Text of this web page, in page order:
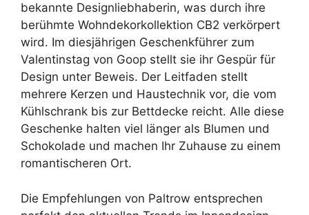
bekannte Designliebhaberin, was durch ihre
berühmte Wohndekorkollektion CB2 verkörpert
wird. Im diesjährigen Geschenkführer zum
Valentinstag von Goop stellt sie ihr Gespür für
Design unter Beweis. Der Leitfaden stellt
mehrere Kerzen und Haustechnik vor, die vom
Kühlschrank bis zur Bettdecke reicht. Alle diese
Geschenke halten viel länger als Blumen und
Schokolade und machen Ihr Zuhause zu einem
romantischeren Ort.
Die Empfehlungen von Paltrow entsprechen